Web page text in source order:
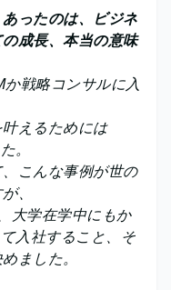
ったのは、ビジネ
成長、本当の意味
か戦略コンサルに入
えるためには
。
こんな事例が世の
、
大学在学中にもか
入社すること、そ
ました。